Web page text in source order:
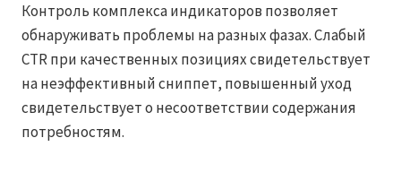
Контроль комплекса индикаторов позволяет
обнаруживать проблемы на разных фазах. Слабый
CTR при качественных позициях свидетельствует
на неэффективный сниппет, повышенный уход
свидетельствует о несоответствии содержания
потребностям.